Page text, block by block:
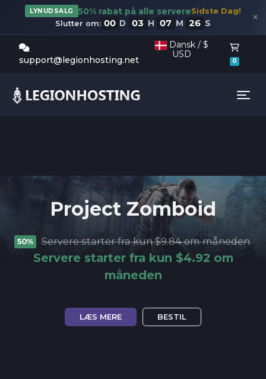
LYNUDSALG 50% rabat på alle servereSidste Dag!
Slutter om: 00 D 03 H 07 M 26 S ×
support@legionhosting.net
USD
0
Project Zomboid
50% Servere starter fra kun $9.84 om måneden
Servere starter fra kun $4.92 om
måneden
LÆS MERE BESTIL